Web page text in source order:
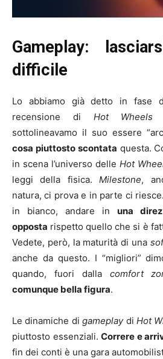
Gameplay:
difficile
Lo abbiamo già detto in fase
recensione di Hot Wheels
sottolineavamo il suo essere
cosa piuttosto scontata questa.
in scena l’universo delle Hot
leggi della fisica.Milestone,
natura, ci prova e in parte ci
in bianco, andare in una
opposta rispetto quello che si è
Vedete, però, la maturità di una
anche da questo. I “migliori”
quando, fuori dalla comfort
comunque bella figura.
Le dinamiche digameplaydi Hot
piuttosto essenziali. Correre e
fin dei conti è una gara